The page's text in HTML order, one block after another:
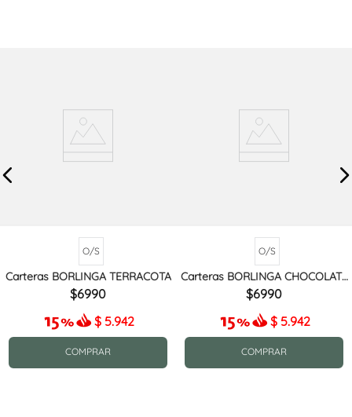
O/S
Carteras BORLINGA TERRACOTA
6990
$ 5.942
COMPRAR
O/S
Carteras BORLINGA CHOCOLATE
MIX
6990
$ 5.942
COMPRAR